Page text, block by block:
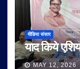
मीडिया संसार
याद किये
MAY 12, 2026